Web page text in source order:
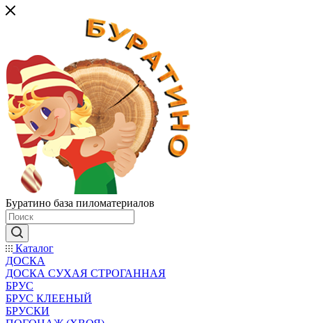
Буратино база пиломатериалов
Каталог
ДОСКА
ДОСКА СУХАЯ СТРОГАННАЯ
БРУС
БРУС КЛЕЕНЫЙ
БРУСКИ